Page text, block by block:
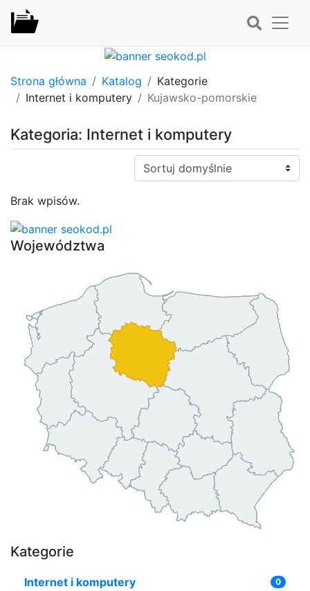
Strona główna Katalog
Kategorie
Internet i komputery
Kujawsko-pomorskie
Kategoria: Internet i komputery
Sortuj:
Brak wpisów.
Województwa
Kategorie
Internet i komputery 0